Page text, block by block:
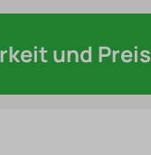
und Preis